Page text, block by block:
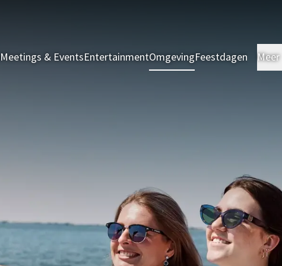
Meetings & EventsEntertainmentOmgevingFeestdagen Meer